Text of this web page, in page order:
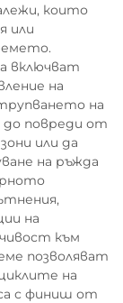
които
или
включват
на
на
до повреди от
или да
на ръжда
на
към
позволяват
на
с финиш от